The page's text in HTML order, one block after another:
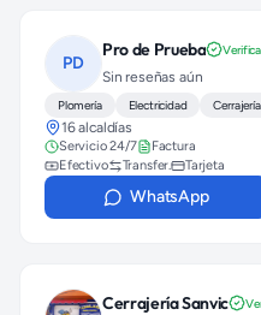
PD
Pro de Prueba
Sin reseñas aún
Plomería Electricidad Cerrajería
16 alcaldías
Servicio 24/7
Factura
Efectivo
Transfer. Tarjeta
WhatsApp
Cerrajería Sanvic